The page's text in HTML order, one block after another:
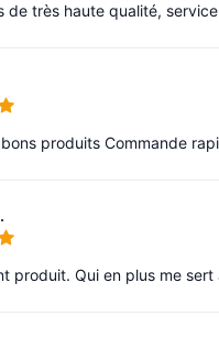
de très haute qualité,
5
produits Commande
5
produit. Qui en plus me